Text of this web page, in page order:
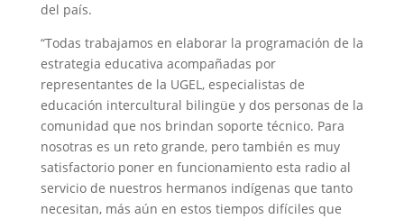
del país.
“Todas trabajamos en elaborar la programación de la
estrategia educativa acompañadas por
representantes de la UGEL, especialistas de
educación intercultural bilingüe y dos personas de la
comunidad que nos brindan soporte técnico. Para
nosotras es un reto grande, pero también es muy
satisfactorio poner en funcionamiento esta radio al
servicio de nuestros hermanos indígenas que tanto
necesitan, más aún en estos tiempos difíciles que